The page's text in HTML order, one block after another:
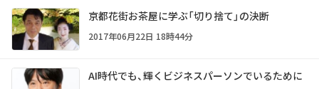
京都花街お茶屋に学ぶ「切り捨て」の決断
2017年06月22日 18時44分
AI時代でも、輝くビジネスパーソンでいるために